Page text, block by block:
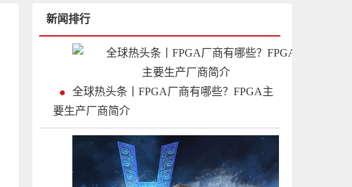
新闻排行
全球热头条丨FPGA厂商有哪些？FPGA主
要生产厂商简介